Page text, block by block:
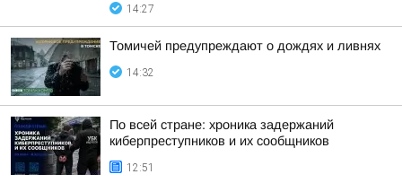
14:27
Томичей предупреждают о дождях и ливнях
14:32
По всей стране: хроника задержаний
киберпреступников и их сообщников
12:51